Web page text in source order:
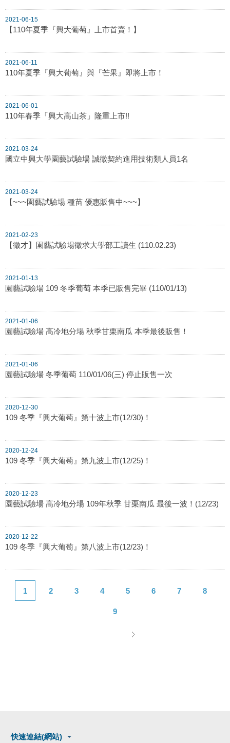
2021-06-15
【110年夏季『興大葡萄』上市首賣！】
2021-06-11
110年夏季『興大葡萄』與『芒果』即將上市！
2021-06-01
110年春季「興大高山茶」隆重上市!!
2021-03-24
國立中興大學園藝試驗場 誠徵契約進用技術類人員1名
2021-03-24
【~~~園藝試驗場 種苗 優惠販售中~~~】
2021-02-23
【徵才】園藝試驗場徵求大學部工讀生 (110.02.23)
2021-01-13
園藝試驗場 109 冬季葡萄 本季已販售完畢 (110/01/13)
2021-01-06
園藝試驗場 高冷地分場 秋季甘栗南瓜 本季最後販售！
2021-01-06
園藝試驗場 冬季葡萄 110/01/06(三) 停止販售一次
2020-12-30
109 冬季『興大葡萄』第十波上市(12/30)！
2020-12-24
109 冬季『興大葡萄』第九波上市(12/25)！
2020-12-23
園藝試驗場 高冷地分場 109年秋季 甘栗南瓜 最後一波！(12/23)
2020-12-22
109 冬季『興大葡萄』第八波上市(12/23)！
1 2 3 4 5 6 7 8
9
快速連結(網站)